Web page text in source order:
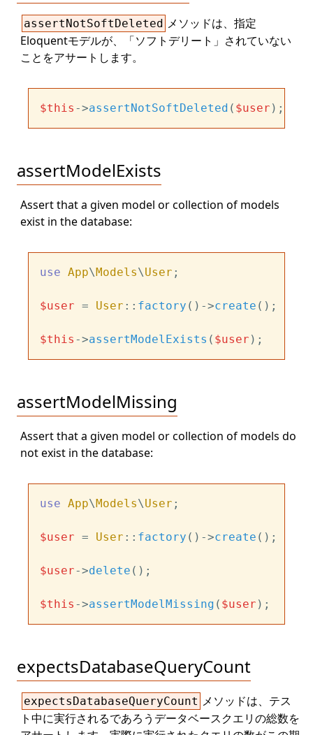
assertNotSoftDeleted メソッドは、指定
Eloquentモデルが、「ソフトデリート」されていない
ことをアサートします。
$this ->assertNotSoftDeleted ( $user
assertModelExists
Assert that a given model or collection of models
exist in the database:
use App\Models\User ;
$user = User :: factory ()->create ();
$this ->assertModelExists ( $user
assertModelMissing
Assert that a given model or collection of models do
not exist in the database:
use App\Models\User ;
$user = User :: factory ()->create ();
$user->delete ();
$this ->assertModelMissing ( $user
expectsDatabaseQueryCount
expectsDatabaseQueryCount メソッドは、テス
ト中に実行されるであろうデータベースクエリの総数を